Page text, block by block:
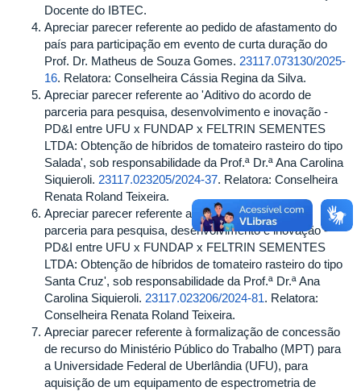
Docente do IBTEC.
Apreciar parecer referente ao pedido de afastamento do
país para participação em evento de curta duração do
Prof. Dr. Matheus de Souza Gomes. 23117.073130/2025-
16. Relatora: Conselheira Cássia Regina da Silva.
Apreciar parecer referente ao 'Aditivo do acordo de
parceria para pesquisa, desenvolvimento e inovação -
PD&I entre UFU x FUNDAP x FELTRIN SEMENTES
LTDA: Obtenção de híbridos de tomateiro rasteiro do tipo
Salada', sob responsabilidade da Prof.ª Dr.ª Ana Carolina
Siquieroli. 23117.023205/2024-37. Relatora: Conselheira
Renata Roland Teixeira.
Apreciar parecer referente ao 'Aditivo do acordo de
parceria para pesquisa, desenvolvimento e inovação -
PD&I entre UFU x FUNDAP x FELTRIN SEMENTES
LTDA: Obtenção de híbridos de tomateiro rasteiro do tipo
Santa Cruz', sob responsabilidade da Prof.ª Dr.ª Ana
Carolina Siquieroli. 23117.023206/2024-81. Relatora:
Conselheira Renata Roland Teixeira.
Apreciar parecer referente à formalização de concessão
de recurso do Ministério Público do Trabalho (MPT) para
a Universidade Federal de Uberlândia (UFU), para
aquisição de um equipamento de espectrometria de